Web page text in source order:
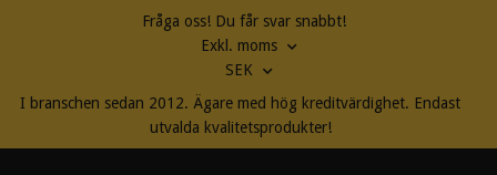
Fråga oss! Du får svar snabbt!
Exkl. moms
SEK
I branschen sedan 2012. Ägare med hög kreditvärdighet. Endast
utvalda kvalitetsprodukter!